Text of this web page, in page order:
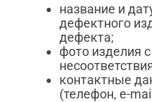
название и
дефектного
дефекта;
фото изделия
контактные
(телефон, e-